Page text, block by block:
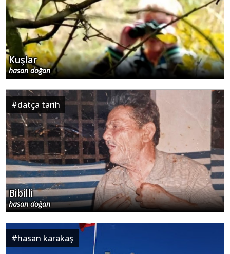
Kuşlar
hasan doğan
#datça tarih
Bibilli
hasan doğan
#hasan karakaş